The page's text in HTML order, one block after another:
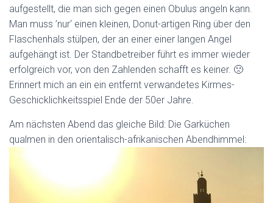
aufgestellt, die man sich gegen einen Obulus angeln kann.
Man muss ’nur‘ einen kleinen, Donut-artigen Ring über den
Flaschenhals stülpen, der an einer einer langen Angel
aufgehängt ist. Der Standbetreiber führt es immer wieder
erfolgreich vor, von den Zahlenden schafft es keiner. 🙁
Erinnert mich an ein ein entfernt verwandetes Kirmes-
Geschicklichkeitsspiel Ende der 50er Jahre.
Am nächsten Abend das gleiche Bild: Die Garküchen
qualmen in den orientalisch-afrikanischen Abendhimmel: